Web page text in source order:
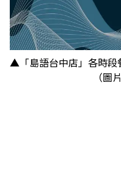
▲「島語台中店」各時段
（圖